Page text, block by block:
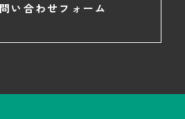
い合わせフォーム